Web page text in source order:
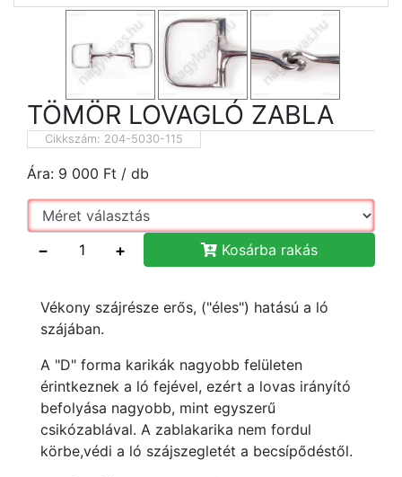
TÖMÖR LOVAGLÓ ZABLA
Cikkszám: 204-5030-115
Ára: 9 000 Ft / db
− + Kosárba rakás
Vékony szájrésze erős, ("éles") hatású a ló
szájában.
A "D" forma karikák nagyobb felületen
érintkeznek a ló fejével, ezért a lovas irányító
befolyása nagyobb, mint egyszerű
csikózablával. A zablakarika nem fordul
körbe,védi a ló szájszegletét a becsípődéstől.